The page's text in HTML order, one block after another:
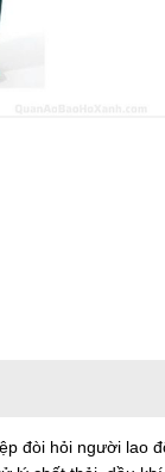
đòi hỏi người lao